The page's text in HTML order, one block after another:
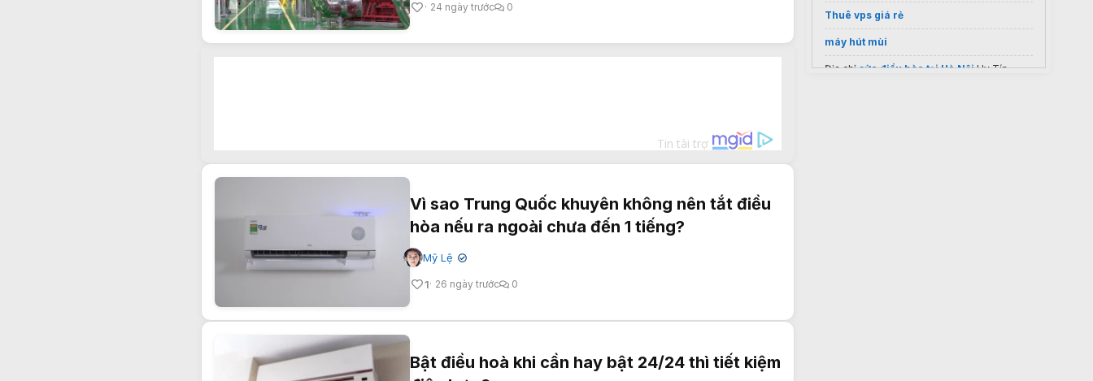
24 ngày trước 0
Vì sao Trung Quốc khuyên không nên tắt điều
hòa nếu ra ngoài chưa đến 1 tiếng?
Mỹ Lệ ✔
1 26 ngày trước 0
Bật điều hoà khi cần hay bật 24/24 thì tiết kiệm
Thuê vps giá rẻ
máy hút mùi
Địa chỉsửa điều hòa tại Hà NộiUy Tín,